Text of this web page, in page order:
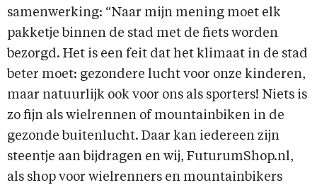
samenwerking: “Naar mijn mening moet elk
pakketje binnen de stad met de fiets worden
bezorgd. Het is een feit dat het klimaat in de stad
beter moet: gezondere lucht voor onze kinderen,
maar natuurlijk ook voor ons als sporters! Niets is
zo fijn als wielrennen of mountainbiken in de
gezonde buitenlucht. Daar kan iedereen zijn
steentje aan bijdragen en wij, FuturumShop.nl,
als shop voor wielrenners en mountainbikers